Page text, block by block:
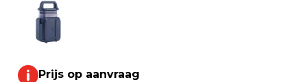
Prijs op aanvraag